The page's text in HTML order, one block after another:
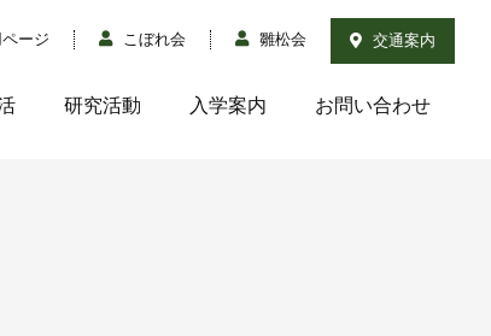
ージ こぼれ会 雛松会 交通案内
研究活動 入学案内 お問い合わせ